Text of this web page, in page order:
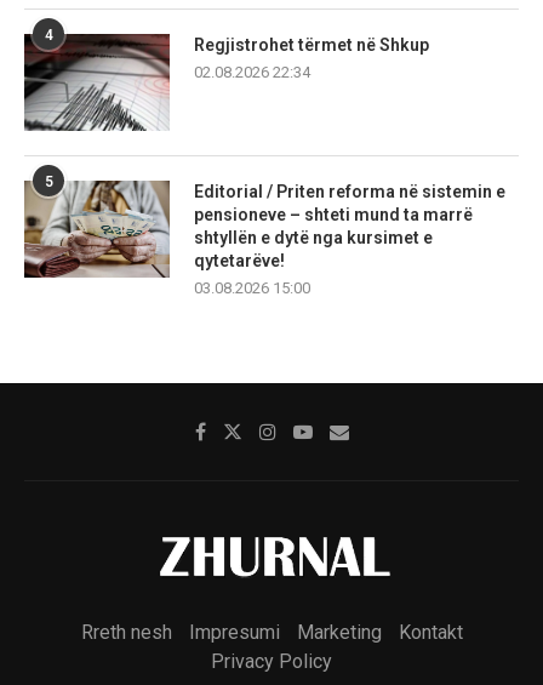
4
Regjistrohet tërmet në Shkup
02.08.2026 22:34
5
Editorial / Priten reforma në sistemin e
pensioneve – shteti mund ta marrë
shtyllën e dytë nga kursimet e
qytetarëve!
03.08.2026 15:00
Rreth nesh Impresumi Marketing
Kontakt
Privacy Policy